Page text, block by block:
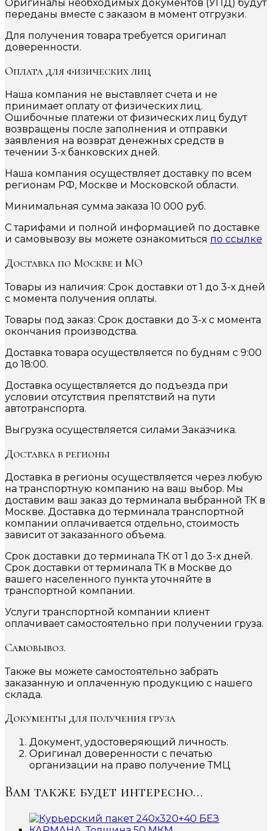
Оригиналы необходимых документов (УПД) будут
переданы вместе с заказом в момент отгрузки.
Для получения товара требуется оригинал
доверенности.
Оплата для физических лиц
Наша компания не выставляет счета и не
принимает оплату от физических лиц.
Ошибочные платежи от физических лиц будут
возвращены после заполнения и отправки
заявления на возврат денежных средств в
течении 3-х банковских дней.
Наша компания осуществляет доставку по всем
регионам РФ, Москве и Московской области.
Минимальная сумма заказа 10 000 руб.
С тарифами и полной информацией по доставке
и самовывозу вы можете ознакомиться по ссылке
Доставка по Москве и МО
Товары из наличия: Срок доставки от 1 до 3-х дней
с момента получения оплаты.
Товары под заказ: Срок доставки до 3-х с момента
окончания производства.
Доставка товара осуществляется по будням с 9:00
до 18:00.
Доставка осуществляется до подъезда при
условии отсутствия препятствий на пути
автотранспорта.
Выгрузка осуществляется силами Заказчика.
Доставка в регионы
Доставка в регионы осуществляется через любую
на транспортную компанию на ваш выбор. Мы
доставим ваш заказ до терминала выбранной ТК в
Москве. Доставка до терминала транспортной
компании оплачивается отдельно, стоимость
зависит от заказанного объема.
Срок доставки до терминала ТК от 1 до 3-х дней.
Срок доставки от терминала ТК в Москве до
вашего населенного пункта уточняйте в
транспортной компании.
Услуги транспортной компании клиент
оплачивает самостоятельно при получении груза.
Самовывоз.
Также вы можете самостоятельно забрать
заказанную и оплаченную продукцию с нашего
склада.
Документы для получения груза
Документ, удостоверяющий личность.
Оригинал доверенности с печатью
организации на право получение ТМЦ
Вам также будет интересно…